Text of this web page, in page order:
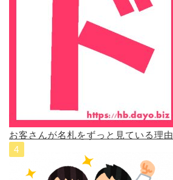
お客さんが名札をずっと見ている理由